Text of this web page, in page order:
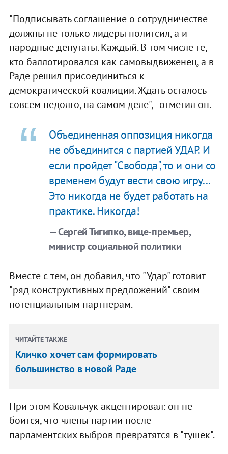
"Подписывать соглашение о сотрудничестве
должны не только лидеры политсил, а и
народные депутаты. Каждый. В том числе те,
кто баллотировался как самовыдвиженец, а в
Раде решил присоединиться к
демократической коалиции. Ждать осталось
совсем недолго, на самом деле", - отметил он.
Объединенная оппозиция никогда
не объединится с партией УДАР. И
если пройдет "Свобода", то и они со
временем будут вести свою игру...
Это никогда не будет работать на
практике. Никогда!
— Сергей Тигипко, вице-премьер,
министр социальной политики
Вместе с тем, он добавил, что "Удар" готовит
"ряд конструктивных предложений" своим
потенциальным партнерам.
ЧИТАЙТЕ ТАКЖЕ
Кличко хочет сам формировать
большинство в новой Раде
При этом Ковальчук акцентировал: он не
боится, что члены партии после
парламентских выбров превратятся в "тушек".